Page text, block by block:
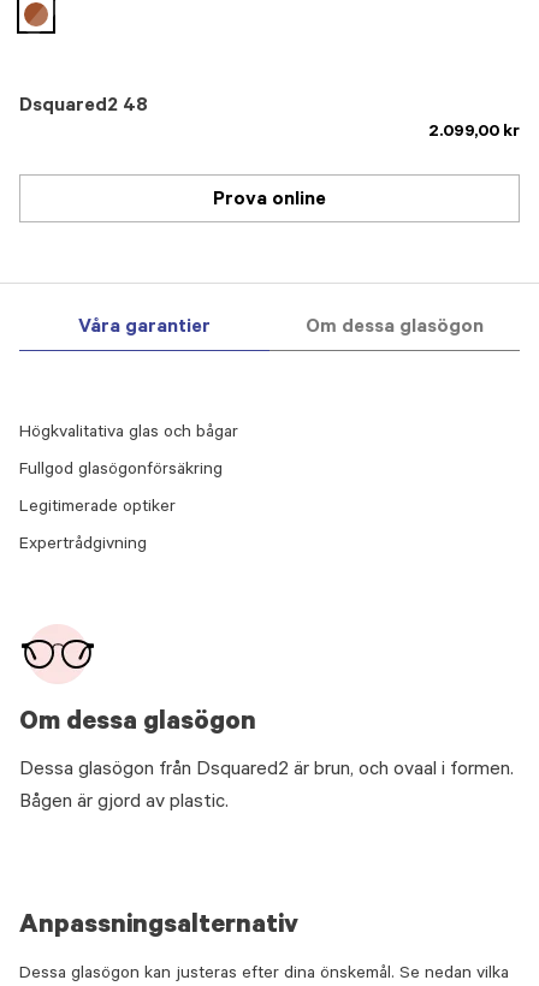
Dsquared2 48
2.099,00 kr
selected
Prova online
Våra garantier Om dessa glasögon
Om dessa glasögon
Dessa glasögon från Dsquared2 är brun, och ovaal i formen.
Bågen är gjord av plastic.
Högkvalitativa glas och bågar
Fullgod glasögonförsäkring
Legitimerade optiker
Expertrådgivning
Anpassningsalternativ
Dessa glasögon kan justeras efter dina önskemål. Se nedan vilka